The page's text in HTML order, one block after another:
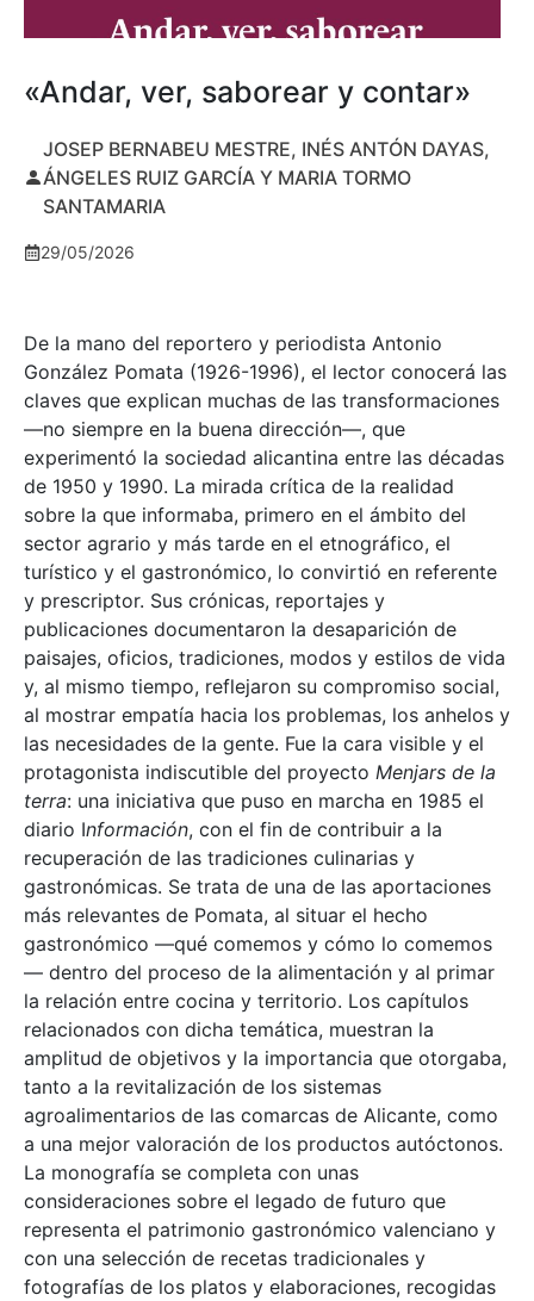
«Andar, ver, saborear y contar»
JOSEP BERNABEU MESTRE, INÉS ANTÓN DAYAS,
ÁNGELES RUIZ GARCÍA Y MARIA TORMO
SANTAMARIA
29/05/2026
De la mano del reportero y periodista Antonio
González Pomata (1926-1996), el lector conocerá las
claves que explican muchas de las transformaciones
—no siempre en la buena dirección—, que
experimentó la sociedad alicantina entre las décadas
de 1950 y 1990. La mirada crítica de la realidad
sobre la que informaba, primero en el ámbito del
sector agrario y más tarde en el etnográfico, el
turístico y el gastronómico, lo convirtió en referente
y prescriptor. Sus crónicas, reportajes y
publicaciones documentaron la desaparición de
paisajes, oficios, tradiciones, modos y estilos de vida
y, al mismo tiempo, reflejaron su compromiso social,
al mostrar empatía hacia los problemas, los anhelos y
las necesidades de la gente. Fue la cara visible y el
protagonista indiscutible del proyecto Menjars de la
terra: una iniciativa que puso en marcha en 1985 el
diario Información, con el fin de contribuir a la
recuperación de las tradiciones culinarias y
gastronómicas. Se trata de una de las aportaciones
más relevantes de Pomata, al situar el hecho
gastronómico —qué comemos y cómo lo comemos
— dentro del proceso de la alimentación y al primar
la relación entre cocina y territorio. Los capítulos
relacionados con dicha temática, muestran la
amplitud de objetivos y la importancia que otorgaba,
tanto a la revitalización de los sistemas
agroalimentarios de las comarcas de Alicante, como
a una mejor valoración de los productos autóctonos.
La monografía se completa con unas
consideraciones sobre el legado de futuro que
representa el patrimonio gastronómico valenciano y
con una selección de recetas tradicionales y
fotografías de los platos y elaboraciones, recogidas